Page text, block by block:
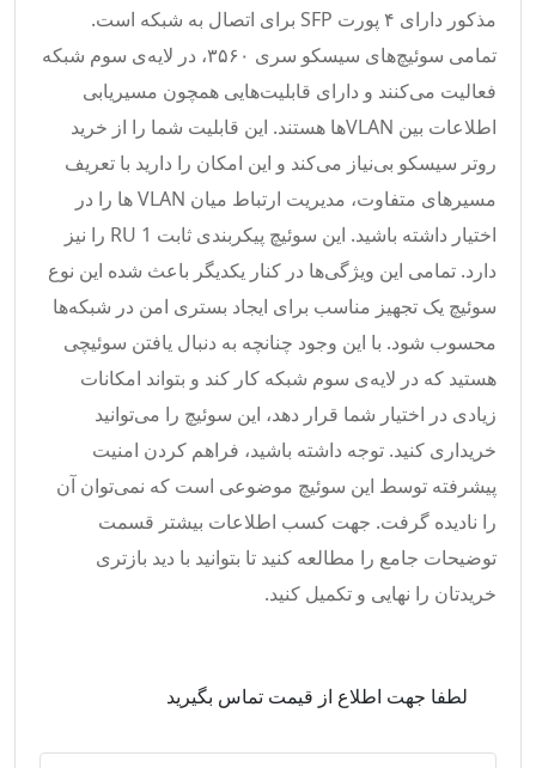
مذکور دارای ۴ پورت SFP برای اتصال به شبکه است.
تمامی سوئیچ‌های سیسکو سری ۳۵۶۰، در لایه‌ی سوم شبکه
فعالیت می‌کنند و دارای قابلیت‌هایی همچون مسیریابی
اطلاعات بین VLANها هستند. این قابلیت شما را از خرید
روتر سیسکو بی‌نیاز می‌کند و این امکان را دارید با تعریف
مسیرهای متفاوت، مدیریت ارتباط میان VLAN ها را در
اختیار داشته باشید. این سوئیچ پیکربندی ثابت RU 1 را نیز
دارد. تمامی این ویژگی‌ها در کنار یکدیگر باعث شده این نوع
سوئیچ یک تجهیز مناسب برای ایجاد بستری امن در شبکه‌ها
محسوب شود. با این وجود چنانچه به دنبال یافتن سوئیچی
هستید که در لایه‌ی سوم شبکه کار کند و بتواند امکانات
زیادی در اختیار شما قرار دهد، این سوئیچ را می‌توانید
خریداری کنید. توجه داشته باشید، فراهم کردن امنیت
پیشرفته توسط این سوئیچ موضوعی است که نمی‌توان آن
را نادیده گرفت. جهت کسب اطلاعات بیشتر قسمت
توضیحات جامع را مطالعه کنید تا بتوانید با دید بازتری
خریدتان را نهایی و تکمیل کنید.
لطفا جهت اطلاع از قیمت تماس بگیرید